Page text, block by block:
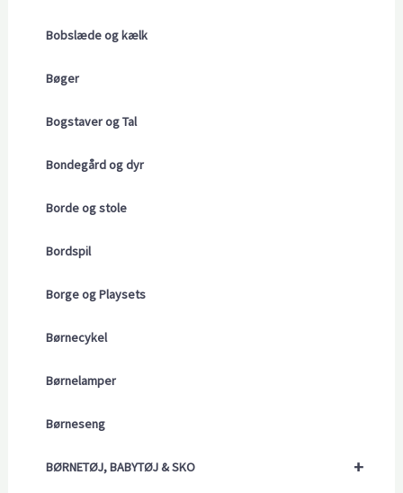
Bobslæde og kælk
Bøger
Bogstaver og Tal
Bondegård og dyr
Borde og stole
Bordspil
Borge og Playsets
Børnecykel
Børnelamper
Børneseng
+
BØRNETØJ, BABYTØJ & SKO